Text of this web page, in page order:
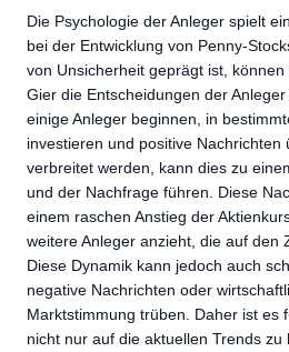
Die Psychologie der Anleger spielt
bei der Entwicklung von Penny-
von Unsicherheit geprägt ist,
Gier die Entscheidungen der
einige Anleger beginnen, in
investieren und positive Nachrichten
verbreitet werden, kann dies zu
und der Nachfrage führen. Diese
einem raschen Anstieg der
weitere Anleger anzieht, die auf den
Diese Dynamik kann jedoch auch
negative Nachrichten oder
Marktstimmung trüben. Daher ist es
nicht nur auf die aktuellen Trends